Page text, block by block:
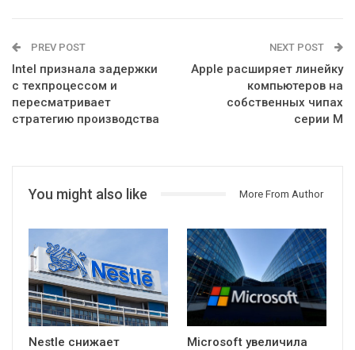
PREV POST
Intel признала задержки
с техпроцессом и
пересматривает
стратегию производства
NEXT POST
Apple расширяет линейку
компьютеров на
собственных чипах
серии M
You might also like More From Author
Nestle снижает
Microsoft увеличила